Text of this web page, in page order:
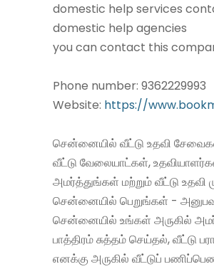
domestic help services
domestic help agencies
you can contact this
Phone number: 9362229993
Website: https://
சென்னையில் வீட்டு உதவி
வீட்டு வேலையாட்கள்,
அமர்த்துங்கள் மற்றும் வீட்டு
சென்னையில் பெறுங்கள் -
சென்னையில் உங்கள் அருகில்
பாத்திரம் சுத்தம் செய்தல், வீட்டு
எனக்கு அருகில் வீட்டுப்